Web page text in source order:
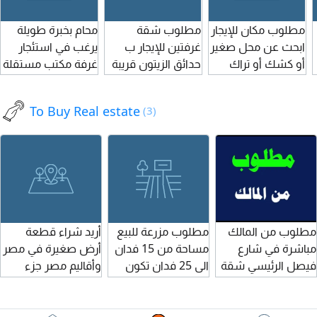
محام بخبرة طويلة
يرغب في استئجار
غرفة مكتب مستقلة
داخل مكتب محاماة
بالتجمع الخامس أو
بالقرب من مجمع
حدود 5000 جنيه
شهريا ويفضل وجود
قاعة انتظار وخدمات
للتواصل على الخاص
مطلوب شقة
غرفتين للإيجار ب
حدائق الزيتون قريبة
من مستشفى
مستشفى السيدة
العذراء أو مستشفى
دور أرضي أو دور أول
علي الأكثر. والتواصل
حصريا علي
المعلن. مدينة بدر.
القاهرة. فيلا، 13
شارع الجامعة
مطلوب مكان للإيجار
ابحث عن محل صغير
أو كشك أو تراك
ثابت للإيجار، يصلح
إسبريسو، آيس
كوفي، وعصائر)
يفضل أن يكون في
شركات، جامعات، أو
مناسب. الرجاء
التواصل مع ارسال
الموقع، المساحة،
To Buy Real estate (3)
أريد شراء قطعة
أرض صغيرة في مصر
وأقاليم مصر جزء
كاش وجزء
مطلوب مزرعة للبيع
مساحة من 15 فدان
الى 25 فدان تكون
أرض طينية ومياه
مطلوب من المالك
مباشرة في شارع
فيصل الرئيسي شقة
للشراء أو إيجار على